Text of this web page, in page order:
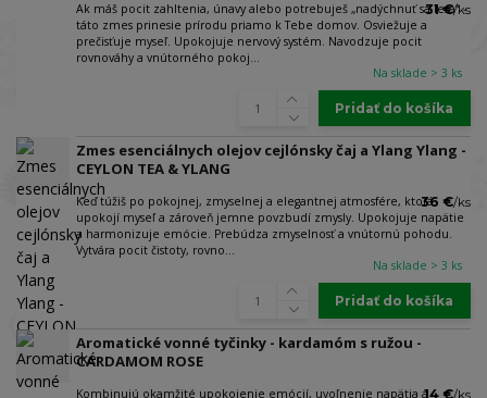
Ak máš pocit zahltenia, únavy alebo potrebuješ „nadýchnuť sa lesa“ -
táto zmes prinesie prírodu priamo k Tebe domov. Osviežuje a
prečisťuje myseľ. Upokojuje nervový systém. Navodzuje pocit
rovnováhy a vnútorného pokoj...
31 €/ks
Na sklade > 3 ks
Pridať do košíka
Zmes esenciálnych olejov cejlónsky čaj a Ylang Ylang -
CEYLON TEA & YLANG
Keď túžiš po pokojnej, zmyselnej a elegantnej atmosfére, ktorá
upokojí myseľ a zároveň jemne povzbudí zmysly. Upokojuje napätie
a harmonizuje emócie. Prebúdza zmyselnosť a vnútornú pohodu.
Vytvára pocit čistoty, rovno...
36 €/ks
Na sklade > 3 ks
Pridať do košíka
Aromatické vonné tyčinky - kardamóm s ružou -
CARDAMOM ROSE
Kombinujú okamžité upokojenie emócií, uvoľnenie napätia a14 €/ks